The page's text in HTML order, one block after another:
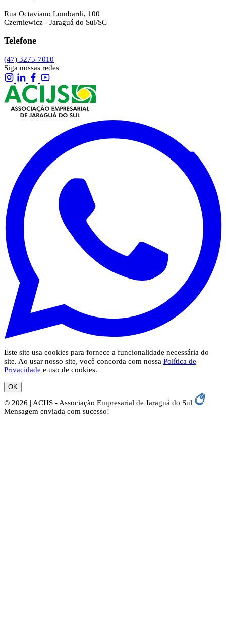
Rua Octaviano Lombardi, 100
Czerniewicz - Jaraguá do Sul/SC
Telefone
(47) 3275-7010
Siga nossas redes
Este site usa cookies para fornece a funcionalidade necessária do
site. Ao usar nosso site, você concorda com nossa Política de
Privacidade e uso de cookies.
OK
© 2026 | ACIJS - Associação Empresarial de Jaraguá do Sul
Mensagem enviada com sucesso!